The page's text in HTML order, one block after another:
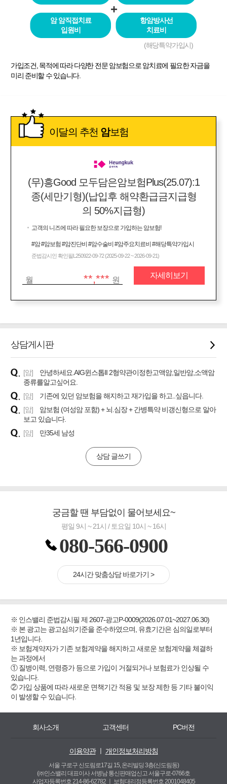
+
암 암직접치료
입원비
항암방사선
치료비
(해당특약가입시)
가입조건, 목적에 따라 다양한 전문 암보험으로 암치료에 필요한 자금을
미리 준비할 수 있습니다.
이달의 추천 암보험
(무)흥Good 모두담은암보험Plus(25.07):1
종(세만기형)(납입후 해약환급금지급형
의 50%지급형)
고객의 니즈에 따라 필요한 보장으로 가입하는 암보험!
#암 #암보험 #암진단비 #암수술비 #암주요치료비 #해당특약가입시
준법감시인 확인필L250922-09-72 (2025-09-22 ~ 2026-09-21)
월 **,*** 원
자세히보기
상담게시판
[암]
안녕하세요.AIG윈스톱II 2형약관이정한고액암,일반암,소액암
종류를알고싶어요.
[암]
기존에 있던 암보험을 해지하고 재가입을 하고..싶읍니다.
[암]
암보험 (여성암 포함) + 뇌.심장 + 간병특약 비갱신형으로 알아
보고 있습니다.
[암]
만35세 남성
상담 글쓰기
궁금할 땐 부담없이 물어보세요~
평일 9시 ~ 21시 / 토요일 10시 ~ 16시
080-566-0900
24시간 맞춤상담 바로가기 >
※ 인스밸리 준법감시필 제 2607-광고P-0009(2026.07.01~2027.06.30)
※ 본 광고는 광고심의기준을 준수하였으며, 유효기간은 심의일로부터
1년입니다.
※ 보험계약자가 기존 보험계약을 해지하고 새로운 보험계약을 체결하
는 과정에서
① 질병이력, 연령증가 등으로 가입이 거절되거나 보험료가 인상될 수
있습니다.
② 가입 상품에 따라 새로운 면책기간 적용 및 보장 제한 등 기타 불이익
이 발생할 수 있습니다.
회사소개 고객센터 PC버전
이용약관ㅣ 개인정보처리방침
서울 구로구 신도림로17길 15, 온리빌딩 3층(신도림동)
(㈜인스밸리 대표이사 서병남 통신판매업신고 서울구로-0766호
사업자등록번호 214-86-62782 ㅣ
보험대리점등록번호 2001048405